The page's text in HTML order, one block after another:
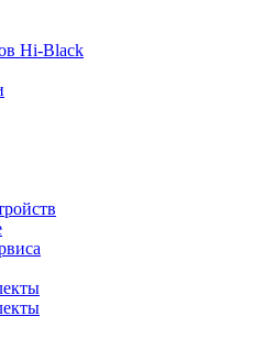
Hi-Black